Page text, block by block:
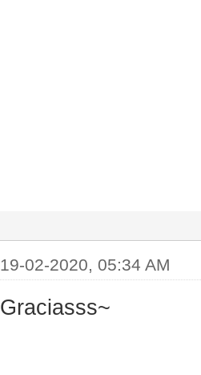
19-02-2020, 05:34 AM
Graciasss~